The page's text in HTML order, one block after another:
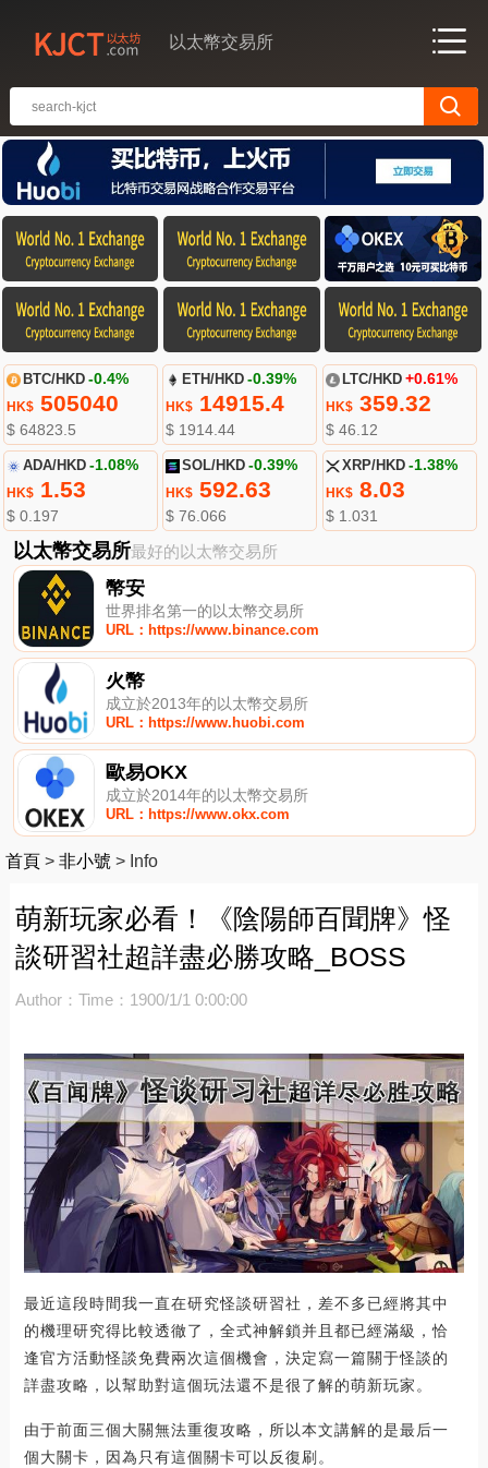
以太幣交易所
BTC/HKD -0.4%
HK$505040
$ 64823.5
ETH/HKD -0.39%
HK$ 14915.4
$ 1914.44
LTC/HKD +0.61%
HK$359.32
$ 46.12
ADA/HKD -1.08%
HK$1.53
$ 0.197
SOL/HKD -0.39%
HK$ 592.63
$ 76.066
XRP/HKD -1.38%
HK$8.03
$ 1.031
以太幣交易所最好的以太幣交易所
幣安
世界排名第一的以太幣交易所
URL：https://www.binance.com
火幣
成立於2013年的以太幣交易所
URL：https://www.huobi.com
歐易OKX
成立於2014年的以太幣交易所
URL：https://www.okx.com
首頁 > 非小號 > Info
萌新玩家必看！《陰陽師百聞牌》怪
談研習社超詳盡必勝攻略_BOSS
Author： Time：1900/1/1 0:00:00
最近這段時間我一直在研究怪談研習社，差不多已經將其中
的機理研究得比較透徹了，全式神解鎖并且都已經滿級，恰
逢官方活動怪談免費兩次這個機會，決定寫一篇關于怪談的
詳盡攻略，以幫助對這個玩法還不是很了解的萌新玩家。
由于前面三個大關無法重復攻略，所以本文講解的是最后一
個大關卡，因為只有這個關卡可以反復刷。